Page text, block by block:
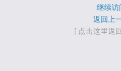
继续访
返回上
[ 点击这里返